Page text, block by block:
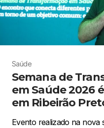
Saúde
Semana de
em Saúde 2026
em Ribeirão
Evento realizado na nova